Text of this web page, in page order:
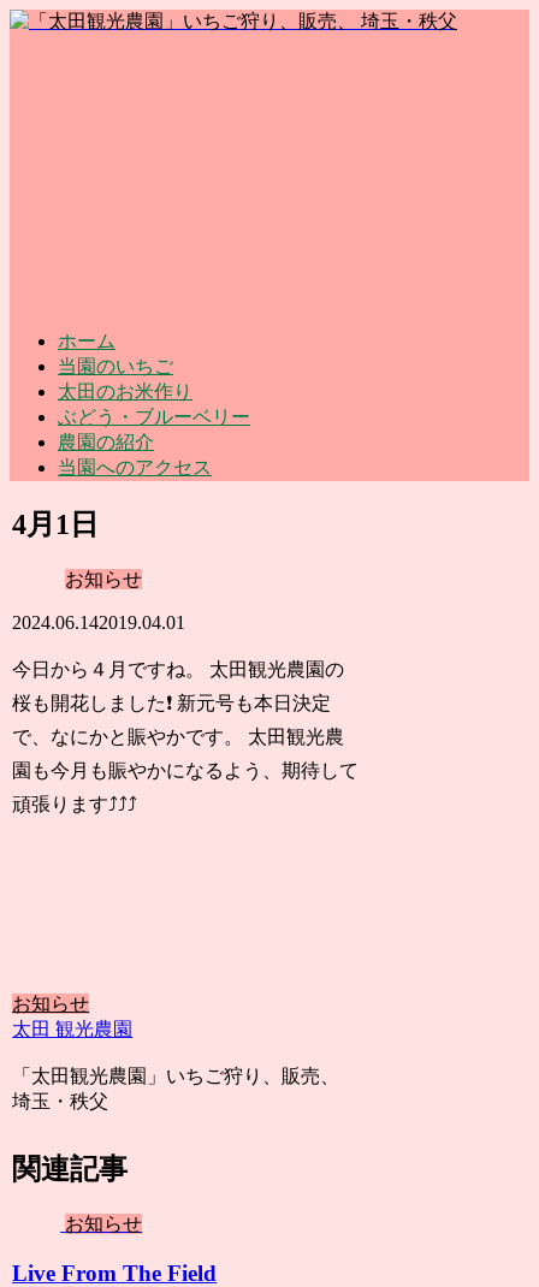
ホーム
当園のいちご
太田のお米作り
ぶどう・ブルーベリー
農園の紹介
当園へのアクセス
4月1日
お知らせ
2024.06.142019.04.01
今日から４月ですね。 太田観光農園の
桜も開花しました❗ 新元号も本日決定
で、なにかと賑やかです。 太田観光農
園も今月も賑やかになるよう、期待して
頑張ります⤴️⤴️⤴️
お知らせ
太田 観光農園
「太田観光農園」いちご狩り、販売、
埼玉・秩父
関連記事
お知らせ
Live From The Field